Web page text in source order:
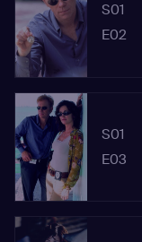
S01
E02
S01
E03